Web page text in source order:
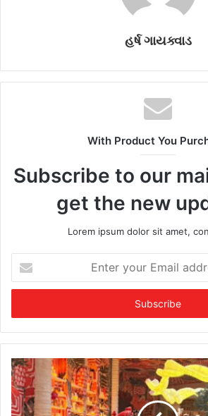
હર્ષ ગાયક્વાડ
With Product You
Subscribe to our
get the new
Lorem ipsum dolor sit amet,
t
r
y
u
r
E
m